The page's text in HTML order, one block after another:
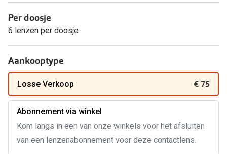
20% korting op een complete bril!
3 voor 1: koop, krijg en geef een bril
Bekijk alle brillenacties
Uitgelicht
Nieuwe collectie
Merken
Ray-Ban
Acuvue
Air Optix
Bausch +
Biofinity
Per doosje
6 lenzen per doosje
Aankooptype
Losse Verkoop € 75
Abonnement via winkel
Kom langs in een van onze winkels voor het afsluiten
van een lenzenabonnement voor deze contactlens.